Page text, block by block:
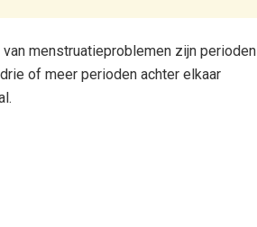
menstruatieproblemen zijn perioden
of meer perioden achter elkaar